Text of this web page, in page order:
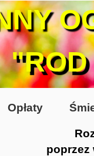
poprzez
Opłaty